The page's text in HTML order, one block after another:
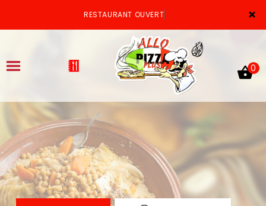
×
RESTAURANT OUVERT
ACCUEIL
LA CARTE
VOTRE COMPTE
0